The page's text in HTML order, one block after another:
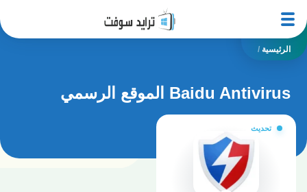
الرئيسية /
Baidu Antivirus الموقع الرسمي
تحديث